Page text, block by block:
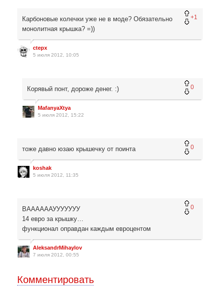
+1
Карбоновые колечки уже не в моде? Обязательно
монолитная крышка? =))
ctepx
5 июля 2012, 10:05
0
Корявый понт, дороже денег. :)
MafanyaXtya
5 июля 2012, 15:22
0
тоже давно юзаю крышечку от поинта
koshak
5 июля 2012, 11:35
0
ВААААААУУУУУУУ
14 евро за крышку…
функционал оправдан каждым евроцентом
AleksandrMihaylov
7 июля 2012, 00:55
Комментировать